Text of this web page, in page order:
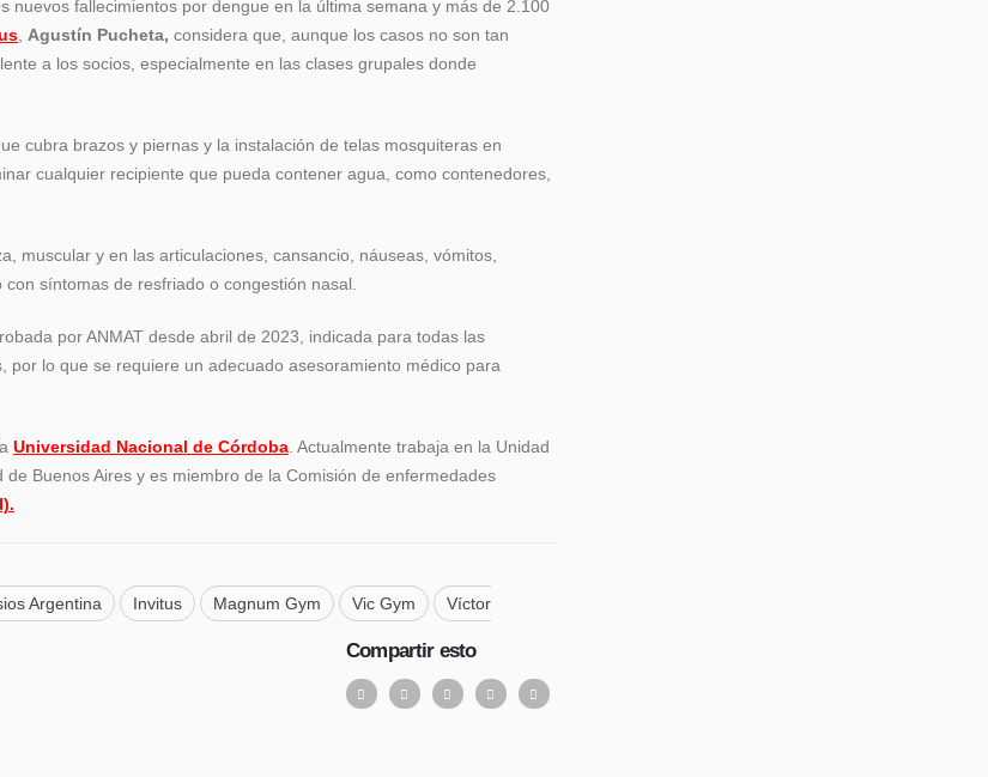
fallecimientos por dengue en la última semana y más de 2.100
Agustín Pucheta, considera que, aunque los casos no son tan
a los socios, especialmente en las clases grupales donde
cubra brazos y piernas y la instalación de telas mosquiteras en
cualquier recipiente que pueda contener agua, como contenedores,
muscular y en las articulaciones, cansancio, náuseas, vómitos,
síntomas de resfriado o congestión nasal.
por ANMAT desde abril de 2023, indicada para todas las
lo que se requiere un adecuado asesoramiento médico para
Universidad Nacional de Córdoba . Actualmente trabaja en la Unidad
de Buenos Aires y es miembro de la Comisión de enfermedades
Argentina Invitus Magnum Gym Vic Gym Víctor
Compartir esto